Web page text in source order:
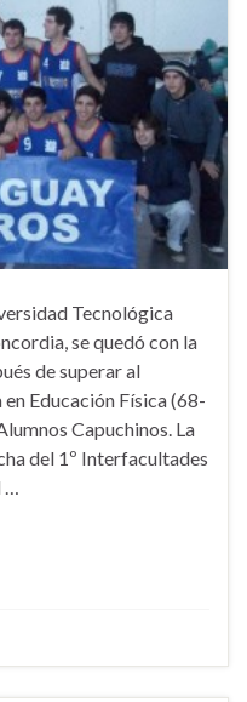
Tecnológica
se quedó con la
de superar al
Educación Física (68-
Capuchinos. La
del 1º Interfacultades